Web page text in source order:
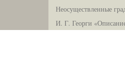
Неосуществленные
И. Г. Георги